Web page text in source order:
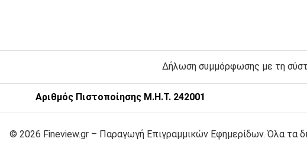
Δήλωση συμμόρφωσης με τη
Αριθμός Πιστοποίησης Μ.Η.Τ. 242001
© 2026 Fineview.gr – Παραγωγή Επιγραμμικών Εφημερίδων. Όλα τα